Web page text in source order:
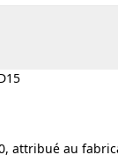
attribué au